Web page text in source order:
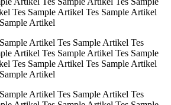
Tes Sample Artikel Tes Sample Artikel
Artikel
Artikel Tes Sample Artikel Tes
Artikel Tes Sample Artikel Tes Sample
Tes Sample Artikel Tes Sample Artikel
Artikel
Artikel Tes Sample Artikel Tes